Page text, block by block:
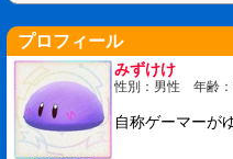
プロフィール
みずけけ
性別：男性 年齢
自称ゲーマーが